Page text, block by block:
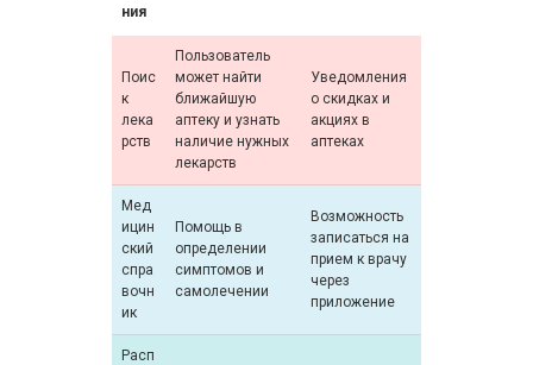
ния
Поис
к
лека
рств
Пользователь
может найти
ближайшую
аптеку и узнать
наличие нужных
лекарств
Уведомления
о скидках и
акциях в
аптеках
Мед
ицин
ский
спра
вочн
ик
Помощь в
определении
симптомов и
самолечении
Возможность
записаться на
прием к врачу
через
приложение
Расп